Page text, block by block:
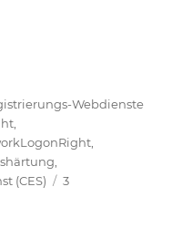
Webdienste
,
,
,
(CES)
3